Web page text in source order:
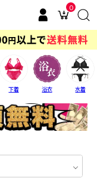
0
下着 浴衣 水着